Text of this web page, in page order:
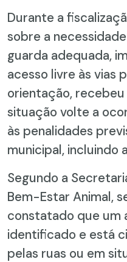
Durante a
sobre a
guarda adequada,
acesso livre às vias
orientação,
situação volte a
às penalidades
municipal, incluindo
Segundo a
Bem-Estar Animal,
constatado que um
identificado e está
pelas ruas ou em